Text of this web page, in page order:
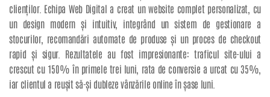
clienților. Echipa Web Digital a creat un website complet personalizat, cu
un design modern și intuitiv, integrând un sistem de gestionare a
stocurilor, recomandări automate de produse și un proces de checkout
rapid și sigur. Rezultatele au fost impresionante: traficul site-ului a
crescut cu 150% în primele trei luni, rata de conversie a urcat cu 35%,
iar clientul a reușit să-și dubleze vânzările online în șase luni.